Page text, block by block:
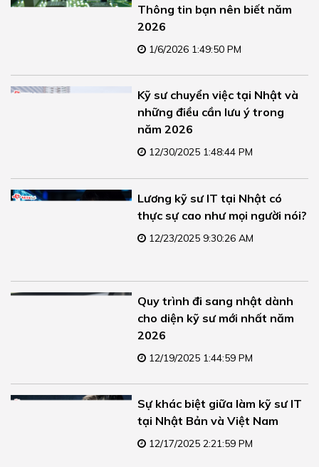
Thông tin bạn nên biết năm
2026
1/6/2026 1:49:50 PM
Kỹ sư chuyển việc tại Nhật và
những điều cần lưu ý trong
năm 2026
12/30/2025 1:48:44 PM
Lương kỹ sư IT tại Nhật có
thực sự cao như mọi người nói?
12/23/2025 9:30:26 AM
Quy trình đi sang nhật dành
cho diện kỹ sư mới nhất năm
2026
12/19/2025 1:44:59 PM
Sự khác biệt giữa làm kỹ sư IT
tại Nhật Bản và Việt Nam
12/17/2025 2:21:59 PM